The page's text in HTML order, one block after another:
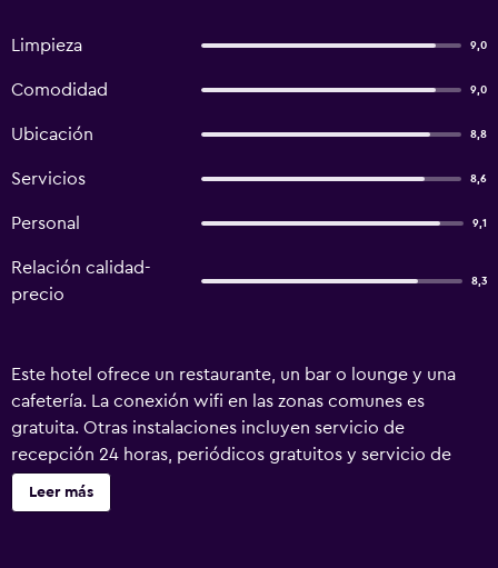
Limpieza 9,0
Comodidad 9,0
Ubicación 8,8
Servicios 8,6
Personal 9,1
Relación calidad-
precio
8,3
Este hotel ofrece un restaurante, un bar o lounge y una
cafetería. La conexión wifi en las zonas comunes es
gratuita. Otras instalaciones incluyen servicio de
recepción 24 horas, periódicos gratuitos y servicio de
celebración de bodas. Chuzenji Kanaya Hotel ofrece 60
alojamientos con aire acondicionado, minibar y zapatillas.
Leer más